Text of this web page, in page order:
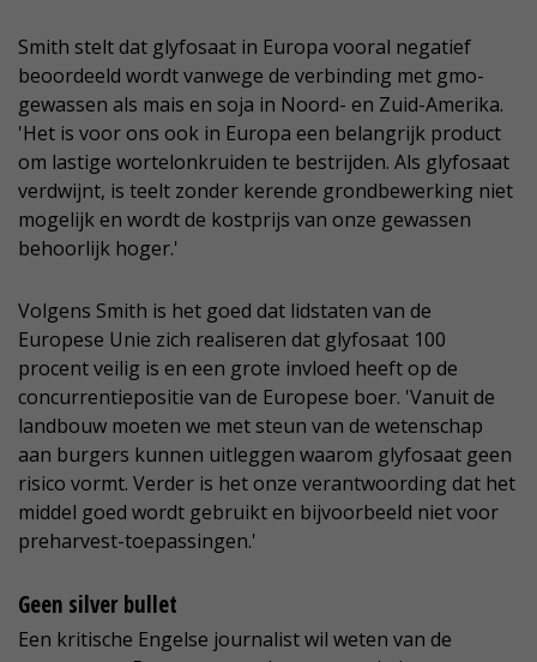
Smith stelt dat glyfosaat in Europa vooral negatief
beoordeeld wordt vanwege de verbinding met gmo-
gewassen als mais en soja in Noord- en Zuid-Amerika.
'Het is voor ons ook in Europa een belangrijk product
om lastige wortelonkruiden te bestrijden. Als glyfosaat
verdwijnt, is teelt zonder kerende grondbewerking niet
mogelijk en wordt de kostprijs van onze gewassen
behoorlijk hoger.'
Volgens Smith is het goed dat lidstaten van de
Europese Unie zich realiseren dat glyfosaat 100
procent veilig is en een grote invloed heeft op de
concurrentiepositie van de Europese boer. 'Vanuit de
landbouw moeten we met steun van de wetenschap
aan burgers kunnen uitleggen waarom glyfosaat geen
risico vormt. Verder is het onze verantwoording dat het
middel goed wordt gebruikt en bijvoorbeeld niet voor
preharvest-toepassingen.'
Geen silver bullet
Een kritische Engelse journalist wil weten van de